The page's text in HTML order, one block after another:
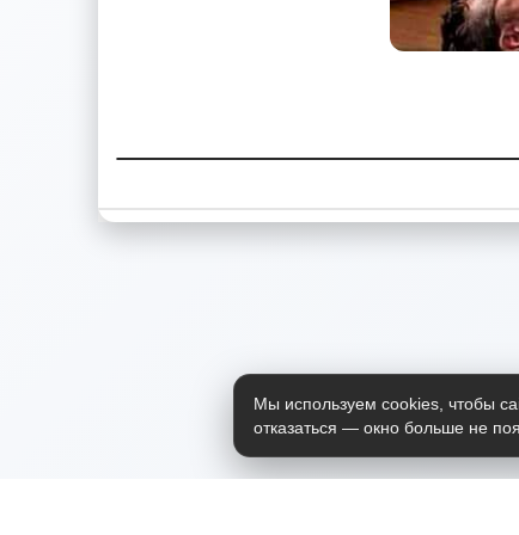
Мы используем cookies, чтобы
отказаться — окно больше не